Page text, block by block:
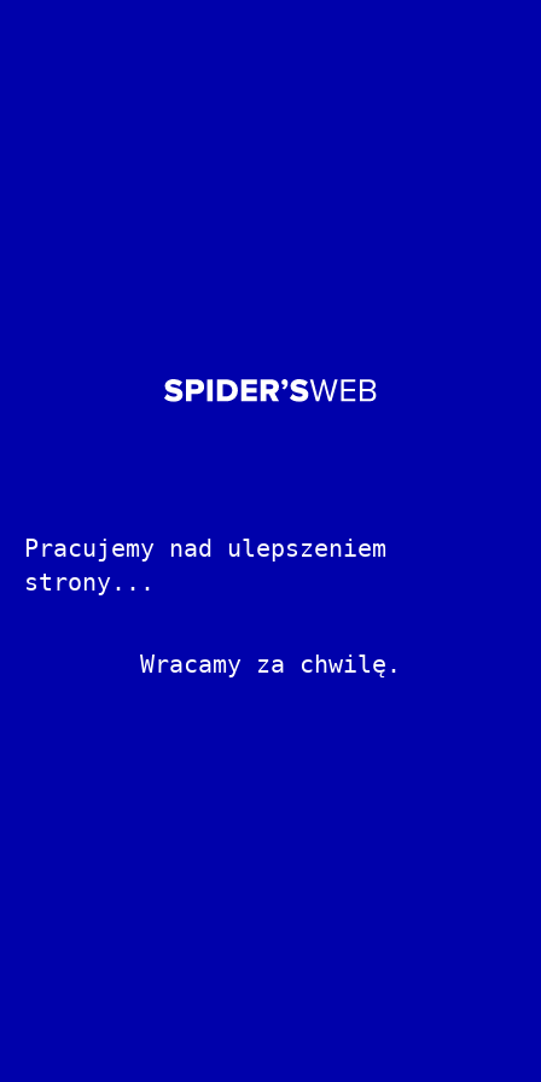
Pracujemy nad ulepszeniem
strony...
Wracamy za chwilę.